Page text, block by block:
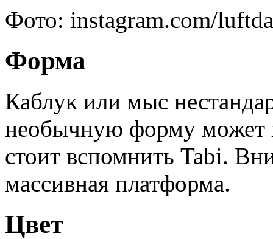
Фото: instagram.com/
Форма
Каблук или мыс
необычную форму может
стоит вспомнить Tabi.
массивная платформа.
Цвет